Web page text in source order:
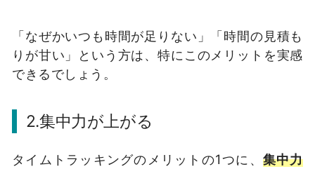
「なぜかいつも時間が足りない」「時間の見積も
りが甘い」という方は、特にこのメリットを実感
できるでしょう。
2.集中力が上がる
タイムトラッキングのメリットの1つに、 集中力